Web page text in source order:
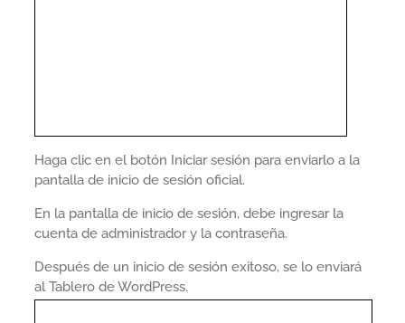
Haga clic en el botón Iniciar sesión para enviarlo a la
pantalla de inicio de sesión oficial.
En la pantalla de inicio de sesión, debe ingresar la
cuenta de administrador y la contraseña.
Después de un inicio de sesión exitoso, se lo enviará
al Tablero de WordPress.